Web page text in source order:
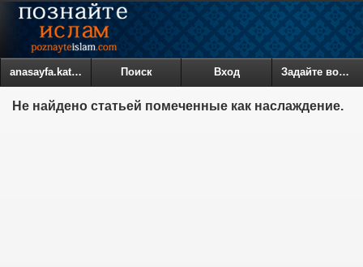
anasayfa.kategoriler Поиск Вход Задайте вопрос
Не найдено статьей помеченные как наслаждение.